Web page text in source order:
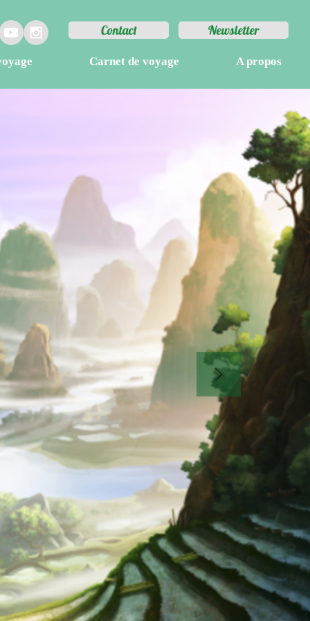
Contact Newsletter
Carnet de voyage A propos